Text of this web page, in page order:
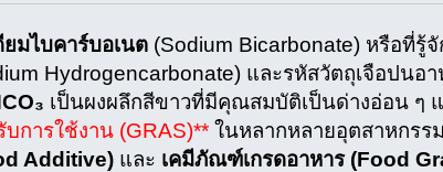
ยมไบคาร์บอเนต(Sodium Bicarbonate) หรือที่รู้
Hydrogencarbonate) และรหัสวัตถุเจือปนอา
เป็นผงผลึกสีขาวที่มีคุณสมบัติเป็นด่างอ่อน ๆ
บการใช้งาน (GRAS)**ในหลากหลายอุตสาหกรร
Additive)และ เคมีภัณฑ์เกรดอาหาร (Food